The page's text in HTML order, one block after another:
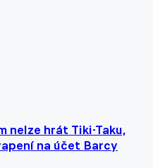
nelze hrát Tiki-Taku,
na účet Barcy